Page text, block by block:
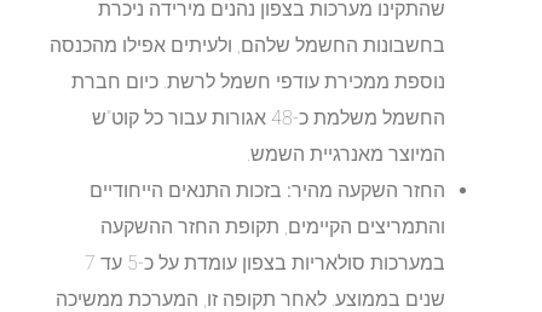
שהתקינו מערכות בצפון נהנים מירידה ניכרת
בחשבונות החשמל שלהם, ולעיתים אפילו מהכנסה
נוספת ממכירת עודפי חשמל לרשת. כיום חברת
החשמל משלמת כ-48 אגורות עבור כל קוט"ש
המיוצר מאנרגיית השמש.
החזר השקעה מהיר:בזכות התנאים הייחודיים
והתמריצים הקיימים, תקופת החזר ההשקעה
במערכות סולאריות בצפון עומדת על כ-5 עד 7
שנים בממוצע. לאחר תקופה זו, המערכת ממשיכה